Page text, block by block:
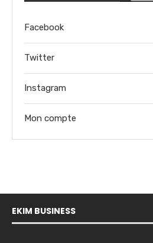
Facebook
Twitter
Instagram
Mon compte
EKIM BUSINESS